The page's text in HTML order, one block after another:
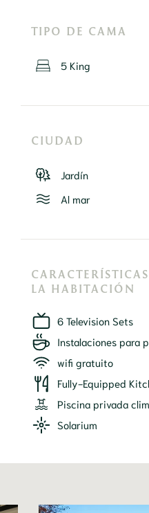
TIPO DE CAMA
5 King
CIUDAD
Jardín
Al mar
LA HABITACIÓN
6 Television Sets
Instalaciones para
wifi gratuito
Fully-Equipped
Piscina privada
Solarium